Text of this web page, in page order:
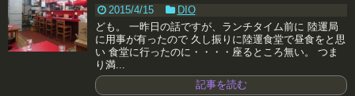
2015/4/15
DIO
ども。 一昨日の話ですが、ランチタイム前に 陸運局
に用事が有ったので 久し振りに陸運食堂で昼食をと思
い 食堂に行ったのに・・・・座るところ無い。 つま
り満...
記事を読む